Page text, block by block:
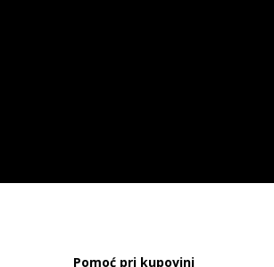
Pomoć pri kupovini